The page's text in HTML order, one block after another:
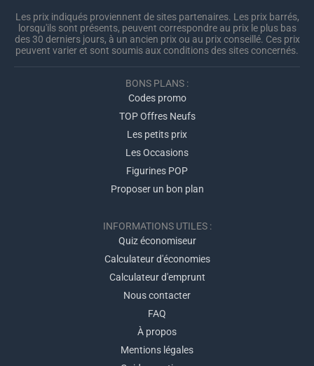
Les prix indiqués proviennent de sites partenaires. Les prix barrés,
lorsqu'ils sont présents, peuvent correspondre au prix le plus bas
des 30 derniers jours, à un ancien prix ou au prix conseillé. Ces prix
peuvent varier et sont soumis aux conditions des sites concernés.
BONS PLANS :
Codes promo
TOP Offres Neufs
Les petits prix
Les Occasions
Figurines POP
Proposer un bon plan
INFORMATIONS UTILES :
Quiz économiseur
Calculateur d'économies
Calculateur d'emprunt
Nous contacter
FAQ
À propos
Mentions légales